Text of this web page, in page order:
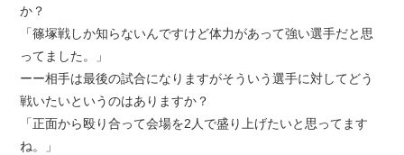
か？
「篠塚戦しか知らないんですけど体力があって強い選手だと思
ってました。」
ーー相手は最後の試合になりますがそういう選手に対してどう
戦いたいというのはありますか？
「正面から殴り合って会場を2人で盛り上げたいと思ってます
ね。」